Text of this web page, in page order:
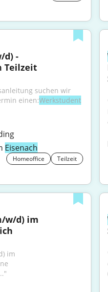
d) -
Teilzeit
suchen wir
einen:Werkstudent
Eisenach
Homeoffice Teilzeit
w/d) im
im